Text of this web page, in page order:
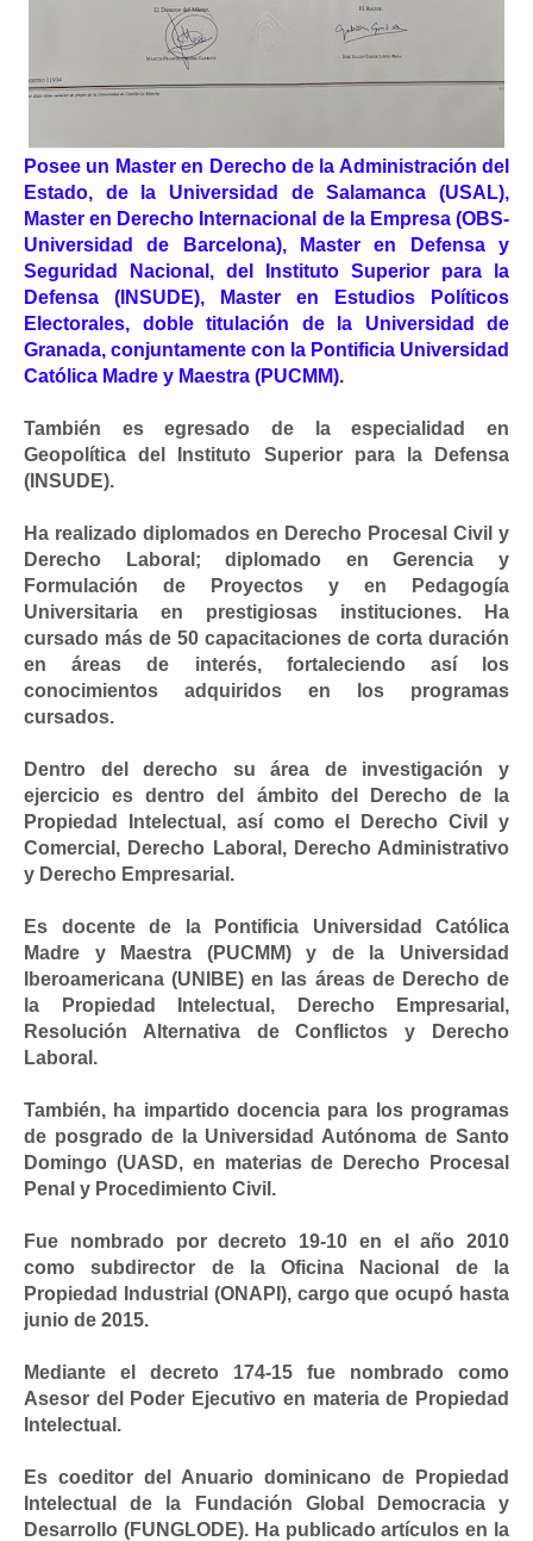
Posee un Master en Derecho de la Administración del
Estado, de la Universidad de Salamanca (USAL),
Master en Derecho Internacional de la Empresa (OBS-
Universidad de Barcelona), Master en Defensa y
Seguridad Nacional, del Instituto Superior para la
Defensa (INSUDE), Master en Estudios Políticos
Electorales, doble titulación de la Universidad de
Granada, conjuntamente con la Pontificia Universidad
Católica Madre y Maestra (PUCMM).
También es egresado de la especialidad en
Geopolítica del Instituto Superior para la Defensa
(INSUDE).
Ha realizado diplomados en Derecho Procesal Civil y
Derecho Laboral; diplomado en Gerencia y
Formulación de Proyectos y en Pedagogía
Universitaria en prestigiosas instituciones. Ha
cursado más de 50 capacitaciones de corta duración
en áreas de interés, fortaleciendo así los
conocimientos adquiridos en los programas
cursados.
Dentro del derecho su área de investigación y
ejercicio es dentro del ámbito del Derecho de la
Propiedad Intelectual, así como el Derecho Civil y
Comercial, Derecho Laboral, Derecho Administrativo
y Derecho Empresarial.
Es docente de la Pontificia Universidad Católica
Madre y Maestra (PUCMM) y de la Universidad
Iberoamericana (UNIBE) en las áreas de Derecho de
la Propiedad Intelectual, Derecho Empresarial,
Resolución Alternativa de Conflictos y Derecho
Laboral.
También, ha impartido docencia para los programas
de posgrado de la Universidad Autónoma de Santo
Domingo (UASD, en materias de Derecho Procesal
Penal y Procedimiento Civil.
Fue nombrado por decreto 19-10 en el año 2010
como subdirector de la Oficina Nacional de la
Propiedad Industrial (ONAPI), cargo que ocupó hasta
junio de 2015.
Mediante el decreto 174-15 fue nombrado como
Asesor del Poder Ejecutivo en materia de Propiedad
Intelectual.
Es coeditor del Anuario dominicano de Propiedad
Intelectual de la Fundación Global Democracia y
Desarrollo (FUNGLODE). Ha publicado artículos en la